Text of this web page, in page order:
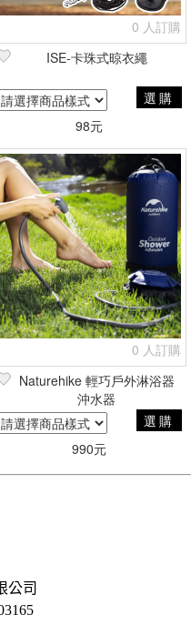
0 人訂購
ISE-卡珠式晾衣繩
選購
98元
0 人訂購
Naturehike 輕巧戶外淋浴器
沖水器
選購
990元